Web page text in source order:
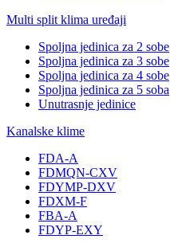
Multi split klima uređaji
Spoljna jedinica za 2 sobe
Spoljna jedinica za 3 sobe
Spoljna jedinica za 4 sobe
Spoljna jedinica za 5 soba
Unutrasnje jedinice
Kanalske klime
FDA-A
FDMQN-CXV
FDYMP-DXV
FDXM-F
FBA-A
FDYP-EXY